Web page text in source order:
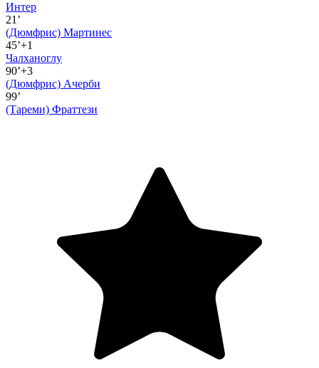
Интер
21’
(Дюмфрис) Мартинес
45’+1
Чалханоглу
90’+3
(Дюмфрис) Ачерби
99’
(Тареми) Фраттези